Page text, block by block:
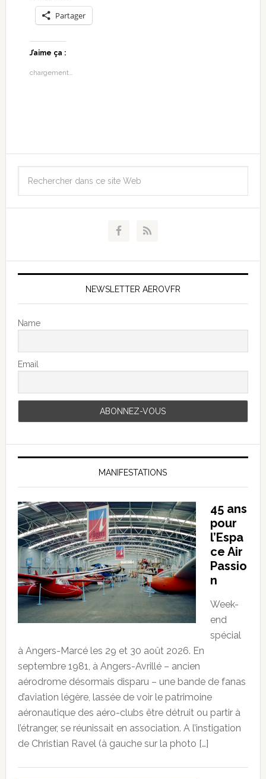
Partager
J’aime ça :
chargement…
NEWSLETTER AEROVFR
Name
Email
MANIFESTATIONS
45 ans
pour
l’Espa
ce Air
Passio
n
Week-
end
spécial
à Angers-Marcé les 29 et 30 août 2026. En
septembre 1981, à Angers-Avrillé – ancien
aérodrome désormais disparu – une bande de fanas
d’aviation légère, lassée de voir le patrimoine
aéronautique des aéro-clubs être détruit ou partir à
l’étranger, se réunissait en association. A l’instigation
de Christian Ravel (à gauche sur la photo […]